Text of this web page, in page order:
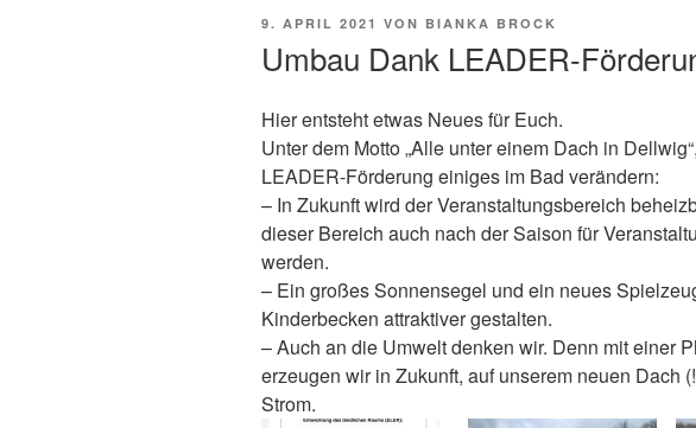
VERÖFFENTLICHT
9. APRIL 2021 VON BIANKA BROCK
Umbau Dank LEADER-
Hier entsteht etwas Neues für Euch.
Unter dem Motto „Alle unter einem Dach in
LEADER-Förderung einiges im Bad verändern:
– In Zukunft wird der Veranstaltungsbereich
dieser Bereich auch nach der Saison für
werden.
– Ein großes Sonnensegel und ein neues
Kinderbecken attraktiver gestalten.
–Auch an die Umwelt denken wir. Denn mit einer
erzeugen wir in Zukunft, auf unserem neuen Dach
Strom.